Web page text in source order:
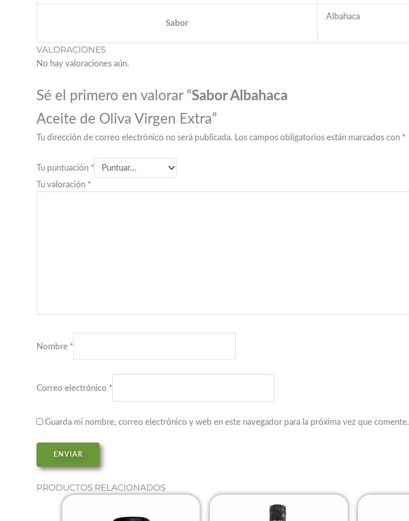
Sabor
Albahaca
VALORACIONES
No hay valoraciones aún.
Sé el primero en valorar “Sabor Albahaca
Aceite de Oliva Virgen Extra”
Tu dirección de correo electrónico no será publicada. Los campos obligatorios están marcados con *
Tu puntuación *
Tu valoración *
Nombre *
Correo electrónico *
Guarda mi nombre, correo electrónico y web en este navegador para la próxima vez que comente.
PRODUCTOS RELACIONADOS